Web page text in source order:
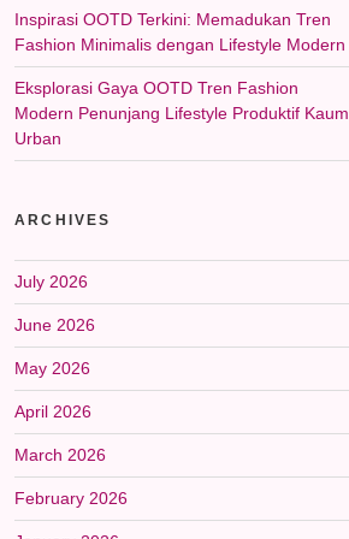
Inspirasi OOTD Terkini: Memadukan Tren
Fashion Minimalis dengan Lifestyle Modern
Eksplorasi Gaya OOTD Tren Fashion
Modern Penunjang Lifestyle Produktif Kaum
Urban
ARCHIVES
July 2026
June 2026
May 2026
April 2026
March 2026
February 2026